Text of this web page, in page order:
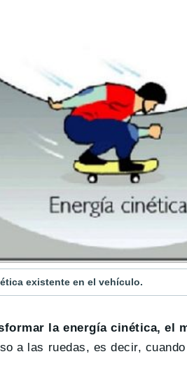
existente en el vehículo.
la energía cinética, el
a las ruedas, es decir,